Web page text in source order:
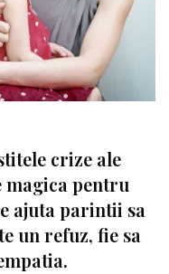
crize ale
magica pentru
ajuta parintii sa
un refuz, fie sa